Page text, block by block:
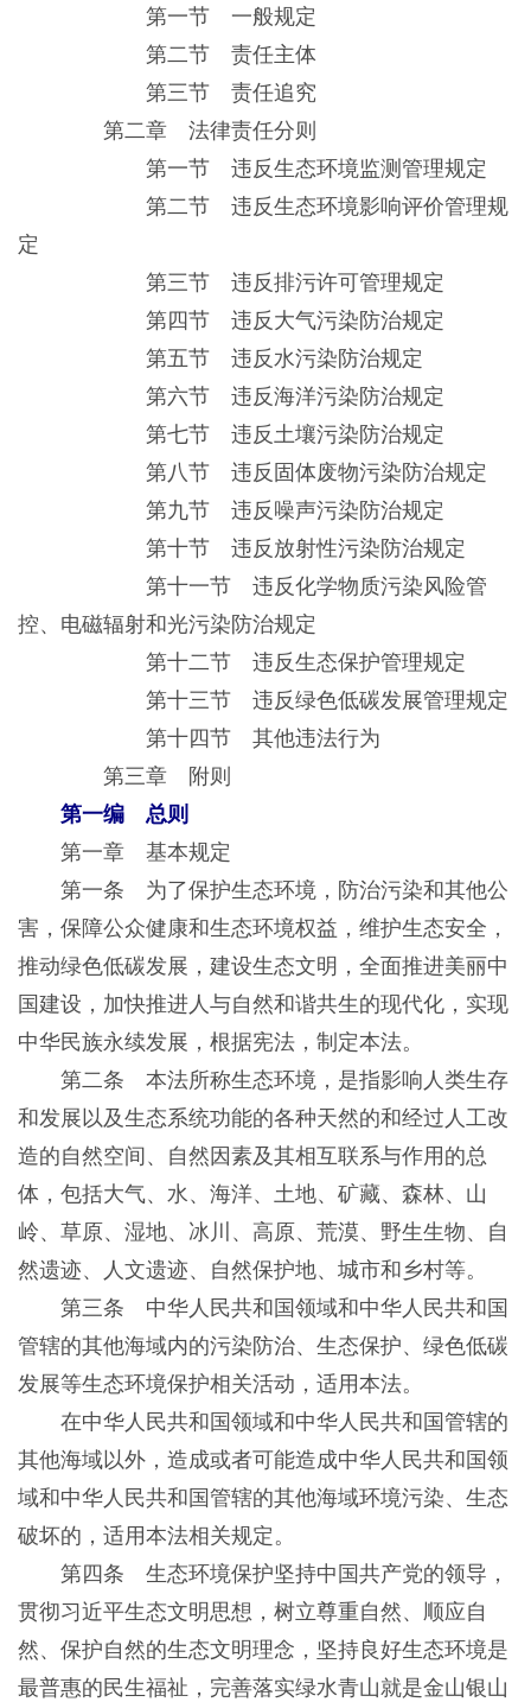
第一节 一般规定
第二节 责任主体
第三节 责任追究
第二章 法律责任分则
第一节 违反生态环境监测管理规定
第二节 违反生态环境影响评价管理规
定
第三节 违反排污许可管理规定
第四节 违反大气污染防治规定
第五节 违反水污染防治规定
第六节 违反海洋污染防治规定
第七节 违反土壤污染防治规定
第八节 违反固体废物污染防治规定
第九节 违反噪声污染防治规定
第十节 违反放射性污染防治规定
第十一节 违反化学物质污染风险管
控、电磁辐射和光污染防治规定
第十二节 违反生态保护管理规定
第十三节 违反绿色低碳发展管理规定
第十四节 其他违法行为
第三章 附则
第一编 总则
第一章 基本规定
第一条 为了保护生态环境，防治污染和其他公
害，保障公众健康和生态环境权益，维护生态安全，
推动绿色低碳发展，建设生态文明，全面推进美丽中
国建设，加快推进人与自然和谐共生的现代化，实现
中华民族永续发展，根据宪法，制定本法。
第二条 本法所称生态环境，是指影响人类生存
和发展以及生态系统功能的各种天然的和经过人工改
造的自然空间、自然因素及其相互联系与作用的总
体，包括大气、水、海洋、土地、矿藏、森林、山
岭、草原、湿地、冰川、高原、荒漠、野生生物、自
然遗迹、人文遗迹、自然保护地、城市和乡村等。
第三条 中华人民共和国领域和中华人民共和国
管辖的其他海域内的污染防治、生态保护、绿色低碳
发展等生态环境保护相关活动，适用本法。
在中华人民共和国领域和中华人民共和国管辖的
其他海域以外，造成或者可能造成中华人民共和国领
域和中华人民共和国管辖的其他海域环境污染、生态
破坏的，适用本法相关规定。
第四条 生态环境保护坚持中国共产党的领导，
贯彻习近平生态文明思想，树立尊重自然、顺应自
然、保护自然的生态文明理念，坚持良好生态环境是
最普惠的民生福祉，完善落实绿水青山就是金山银山